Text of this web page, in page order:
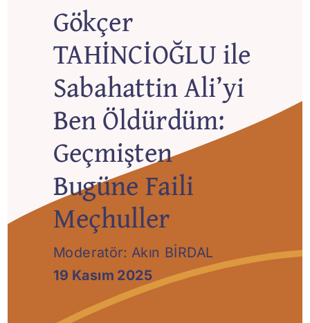
Etkinlik Takvimi
Sempozyum
İletişim
YouTube
Gökçer
TAHİNCİOĞLU ile
Sabahattin Ali’yi
Ben Öldürdüm:
Geçmişten
Bugüne Faili
Meçhuller
Moderatör: Akın BİRDAL
19 Kasım 2025